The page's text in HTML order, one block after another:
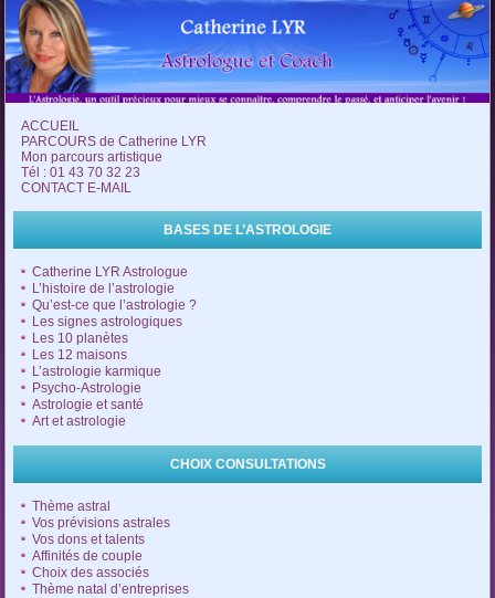
ACCUEIL
PARCOURS de Catherine LYR
Mon parcours artistique
Tél : 01 43 70 32 23
CONTACT E-MAIL
BASES DE L’ASTROLOGIE
Catherine LYR Astrologue
L’histoire de l’astrologie
Qu’est-ce que l’astrologie ?
Les signes astrologiques
Les 10 planètes
Les 12 maisons
L’astrologie karmique
Psycho-Astrologie
Astrologie et santé
Art et astrologie
CHOIX CONSULTATIONS
Thème astral
Vos prévisions astrales
Vos dons et talents
Affinités de couple
Choix des associés
Thème natal d’entreprises